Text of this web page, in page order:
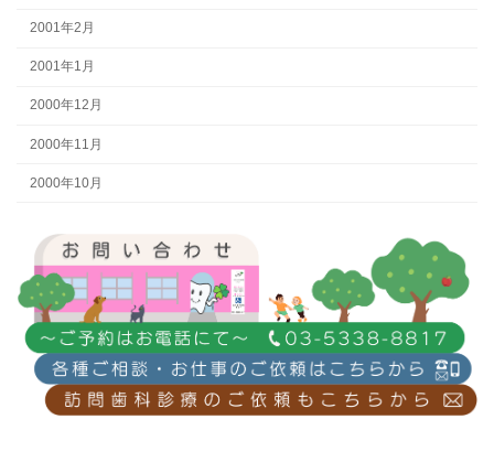
2001年2月
2001年1月
2000年12月
2000年11月
2000年10月